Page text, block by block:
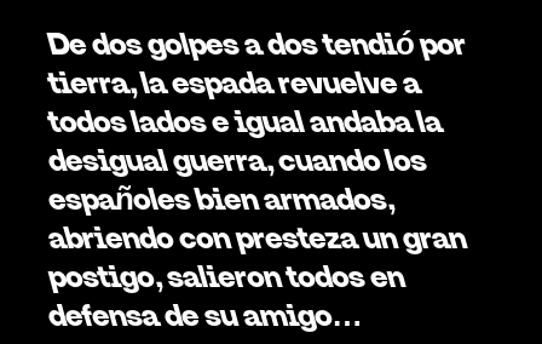
De dos golpes a dos tendió por
tierra, la espada revuelve a
todos lados e igual andaba la
desigual guerra, cuando los
españoles bien armados,
abriendo con presteza un gran
postigo, salieron todos en
defensa de su amigo…